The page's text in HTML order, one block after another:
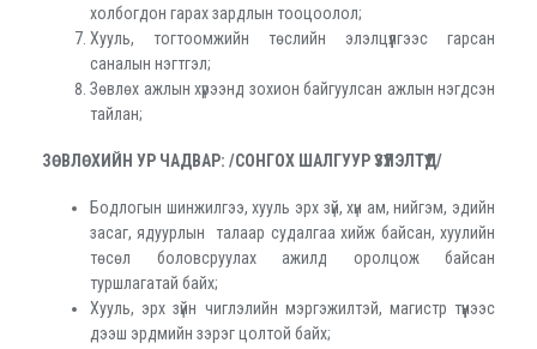
холбогдон гарах зардлын тооцоолол;
Хууль, тогтоомжийн төслийн элэлцүүлгээс гарсан
саналын нэгтгэл;
Зөвлөх ажлын хүрээнд зохион байгуулсан ажлын нэгдсэн
тайлан;
ЗӨВЛӨХИЙН УР ЧАДВАР: /СОНГОХ ШАЛГУУР ҮЗҮҮЛЭЛТҮҮД/
Бодлогын шинжилгээ, хууль эрх зүй, хүн ам, нийгэм, эдийн
засаг, ядуурлын талаар судалгаа хийж байсан, хуулийн
төсөл боловсруулах ажилд оролцож байсан
туршлагатай байх;
Хууль, эрх зүйн чиглэлийн мэргэжилтэй, магистр түүнээс
дээш эрдмийн зэрэг цолтой байх;